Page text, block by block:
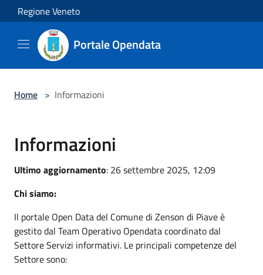
Salta al contenuto principale
Regione Veneto
Portale Opendata
Home > Informazioni
Informazioni
Ultimo aggiornamento: 26 settembre 2025, 12:09
Chi siamo:
Il portale Open Data del Comune di Zenson di Piave è
gestito dal Team Operativo Opendata coordinato dal
Settore Servizi informativi. Le principali competenze del
Settore sono: